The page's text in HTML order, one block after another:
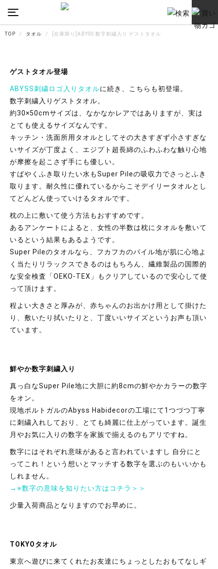
TOP タオル [在庫限り]ABYSS 数字刺繍入り ゲストタオル
ゲストタオル登場
ABYSS刺繍ロゴ入りタオルに続き、こちらも初登場。
数字刺繍入りゲストタオル。
約30×50cmサイズは、なかなかレアではありますが、 実は
とても使えるサイズなんです。
キッチン・洗面所用タオルとしてその大きすぎず小さすぎな
いサイズが丁度よく、エジプト超長綿のふわふわな触り心地
が摩擦を起こさず手にも優しい。
すばやくふき取りたい水もSuper Pileの吸収力でさっとふき
取ります。 耐久性に優れているからこそデイリータオルとし
てどんどん使っていけるタオルです。
枕の上に敷いて使う方法もおすすめです。
あるアンケートによると、女性の半数は枕にタオルを敷いて
いる という結果もあるようです。
Super Pileのタオルなら、フカフカのパイル地が肌に心地よ
く当たり リラックスできるのはもちろん、繊維製品の国際的
な安全検査
「OEKO-TEX」もクリアしているので安心して使
って頂けます。
程よい大きさと厚みが、赤ちゃんのお出かけ用として掛けた
り、 敷いたり拭いたりと、丁度いいサイズというお声も頂い
ています。
鮮やか数字刺繍入り
真っ白なSuper Pile地に大胆に約8cmの鮮やかカラーの数字
をオン。
現地ポルトガルのAbyss Habidecorの工場にて1つづつ丁寧
に刺繍入れ しており、とても綺麗に仕上がっています。 誕生
月やお気に入りの数字を家族で揃えるのもアリですね。
数字にはそれぞれ意味があると言われていますし 自分にと
って これ！という想いとマッチする数字を選ぶのもいいかも
しれません。
→※数字の意味を知りたい方はコチラ＞＞
少量入荷商品となりますのでお早めに。
TOKYOタオル
東京へ遊びに来てくれたお友達にちょっとしたおもてなしギ